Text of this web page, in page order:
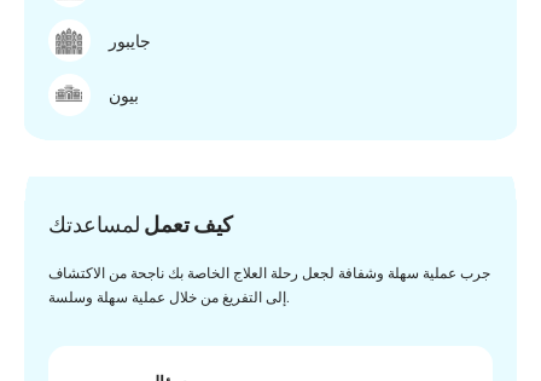
جايبور
بيون
كيف تعمل لمساعدتك
جرب عملية سهلة وشفافة لجعل رحلة العلاج الخاصة بك ناجحة من الاكتشاف
إلى التفريغ من خلال عملية سهلة وسلسة.